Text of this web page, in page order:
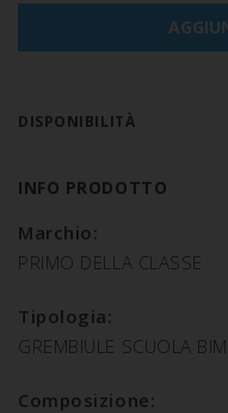
DISPONIBILITÀ
INFO PRODOTTO
Marchio:
PRIMO DELLA CLASSE
Tipologia:
GREMBIULE SCUOLA
Composizione: